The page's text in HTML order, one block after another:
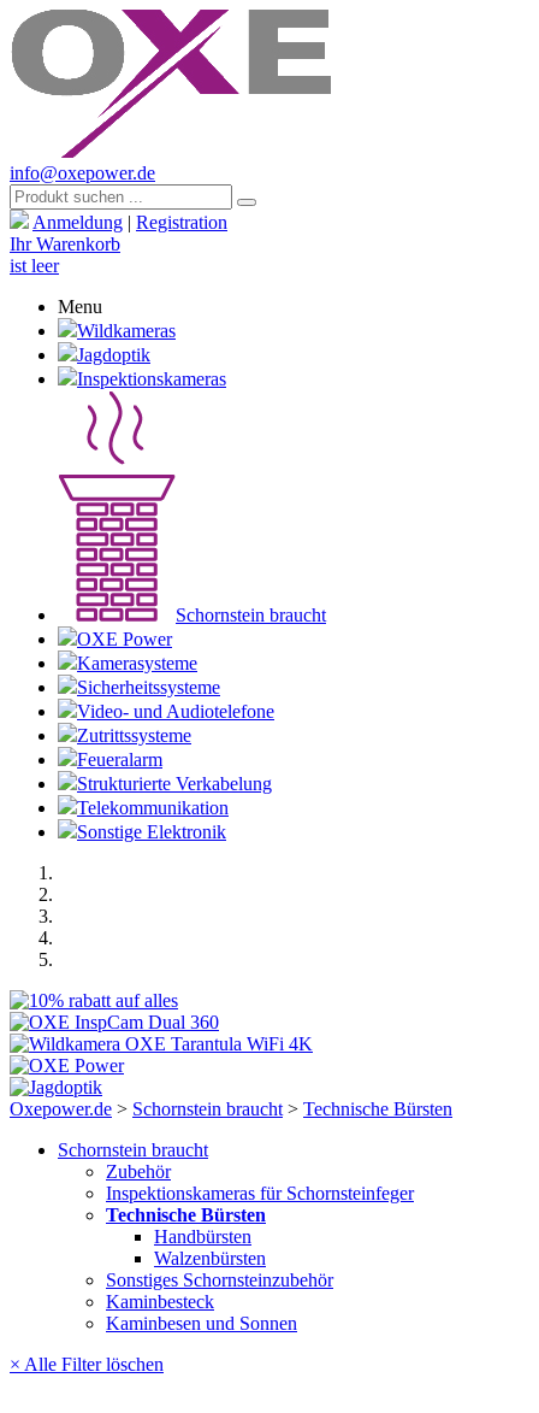
info@oxepower.de
Anmeldung | Registration
Ihr Warenkorb
ist leer
Menu
Wildkameras
Jagdoptik
Inspektionskameras
Schornstein braucht
OXE Power
Kamerasysteme
Sicherheitssysteme
Video- und Audiotelefone
Zutrittssysteme
Feueralarm
Strukturierte Verkabelung
Telekommunikation
Sonstige Elektronik
Oxepower.de > Schornstein braucht > Technische Bürsten
Schornstein braucht
Zubehör
Inspektionskameras für Schornsteinfeger
Technische Bürsten
Handbürsten
Walzenbürsten
Sonstiges Schornsteinzubehör
Kaminbesteck
Kaminbesen und Sonnen
× Alle Filter löschen